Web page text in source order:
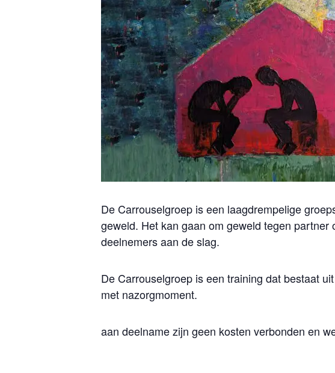
De Carrouselgroep is een laagdrempelige
geweld. Het kan gaan om geweld tegen
deelnemers aan de slag.
De Carrouselgroep is een training dat bestaat
met nazorgmoment.
aan deelname zijn geen kosten verbonden en